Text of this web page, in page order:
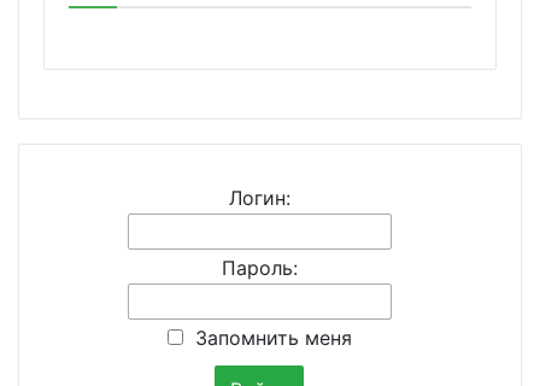
Логин:
Пароль:
Запомнить меня